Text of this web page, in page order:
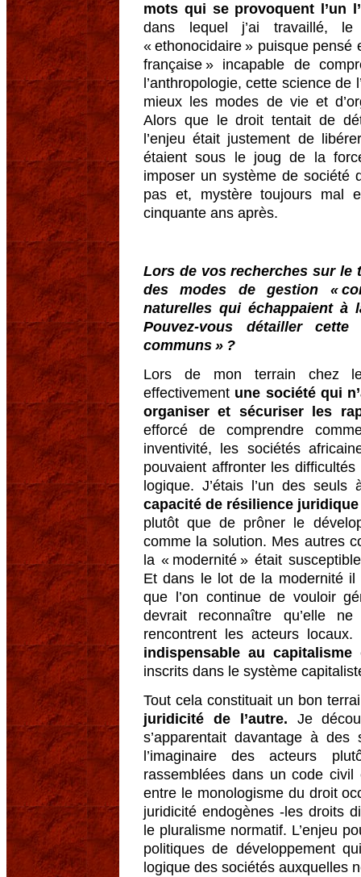
mots qui se provoquent l’un
dans lequel j’ai travaillé,
« ethonocidaire » puisque
française » incapable de
l’anthropologie, cette science de
mieux les modes de vie et
Alors que le droit tentait de
l’enjeu était justement de
étaient sous le joug de la
imposer un système de société
pas et, mystère toujours mal
cinquante ans après.
Lors de vos recherches sur le
des modes de gestion «
naturelles qui échappaient à
Pouvez-vous détailler
communs » ?
Lors de mon terrain chez
effectivement une société qui
organiser et sécuriser les
efforcé de comprendre
inventivité, les sociétés
pouvaient affronter les
logique. J’étais l’un des
capacité de résilience
plutôt que de prôner le
comme la solution. Mes autres
la « modernité » était
Et dans le lot de la modernité
que l’on continue de vouloir
devrait reconnaître qu’elle
rencontrent les acteurs
indispensable au capitalisme
inscrits dans le système
Tout cela constituait un bon
juridicité de l’autre. Je
s’apparentait davantage à
l’imaginaire des acteurs
rassemblées dans un code
entre le monologisme du droit
juridicité endogènes -les droits
le pluralisme normatif. L’enjeu
politiques de développement
logique des sociétés auxquelles